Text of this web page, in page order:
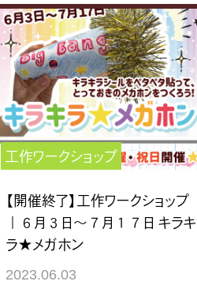
工作ワークショップ
【開催終了】工作ワークショップ
｜６月３日～７月１７日 キラキ
ラ★メガホン
2023.06.03